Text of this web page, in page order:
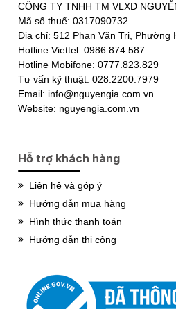
CÔNG TY TNHH TM VLXD
Mã số thuế: 0317090732
Địa chỉ: 512 Phan Văn Trị, Phường
Hotline Viettel: 0986.874.587
Hotline Mobifone: 0777.823.829
Tư vấn kỹ thuật: 028.2200.7979
Email: info@nguyengia.com.vn
Website: nguyengia.com.vn
Hỗ trợ khách hàng
Liên hệ và góp ý
Hướng dẫn mua hàng
Hình thức thanh toán
Hướng dẫn thi công